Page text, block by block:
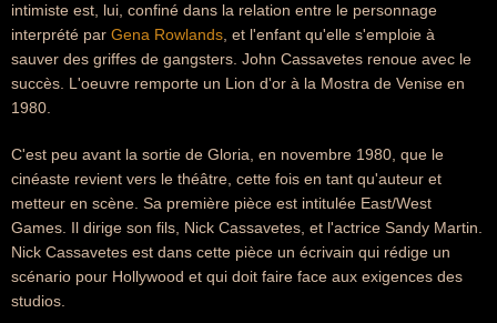
intimiste est, lui, confiné dans la relation entre le personnage
interprété par Gena Rowlands , et l'enfant qu'elle s'emploie à
sauver des griffes de gangsters. John Cassavetes renoue avec le
succès. L'oeuvre remporte un Lion d'or à la Mostra de Venise en
1980.
C'est peu avant la sortie de Gloria, en novembre 1980, que le
cinéaste revient vers le théâtre, cette fois en tant qu'auteur et
metteur en scène. Sa première pièce est intitulée East/West
Games. Il dirige son fils, Nick Cassavetes, et l'actrice Sandy Martin.
Nick Cassavetes est dans cette pièce un écrivain qui rédige un
scénario pour Hollywood et qui doit faire face aux exigences des
studios.